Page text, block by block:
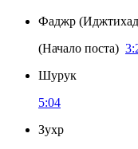
Фаджр (Иджтихад
(Начало поста)
Шурук
5:04
Зухр